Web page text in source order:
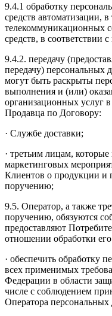
9.4.1 обработку
средств автоматизации,
телекоммуникационных
средств, в соответствии
9.4.2. передачу
передачу) персональных
могут быть раскрыты
выполнения и (или)
организационных услуг
Продавца по Договору:
· Службе доставки;
· третьим лицам,
маркетинговых
Клиентов о продукции и
поручению;
9.5. Оператор, а также
поручению, обязуются
предоставляют
отношении обработки
· обеспечить обработку
всех применимых
Федерации в области
числе с соблюдением
Оператора